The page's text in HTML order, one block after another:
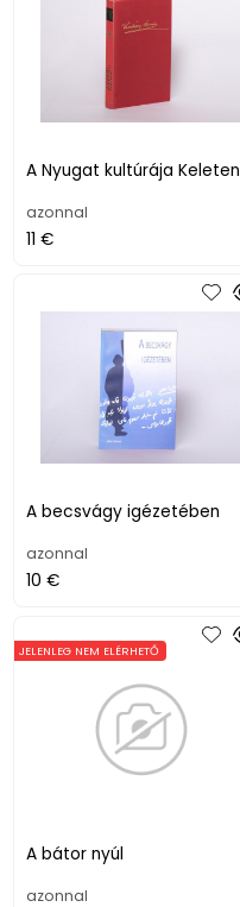
A Nyugat kultúrája Keleten
azonnal
11 €
A becsvágy igézetében
azonnal
10 €
A bátor nyúl
JELENLEG NEM ELÉRHETŐ
azonnal